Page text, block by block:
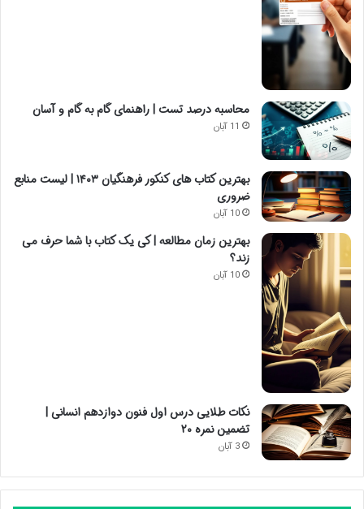
محاسبه درصد تست | راهنمای گام به گام و آسان
11 آبان
بهترین کتاب های کنکور فرهنگیان ۱۴۰۳ | لیست منابع
ضروری
10 آبان
بهترین زمان مطالعه | کی یک کتاب با شما حرف می
زند؟
10 آبان
نکات طلایی درس اول فنون دوازدهم انسانی |
تضمین نمره ۲۰
3 آبان